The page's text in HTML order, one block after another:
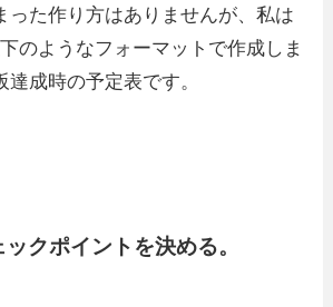
った作り方はありませんが、私は
のようなフォーマットで作成しま
成時の予定表です。
クポイントを決める。